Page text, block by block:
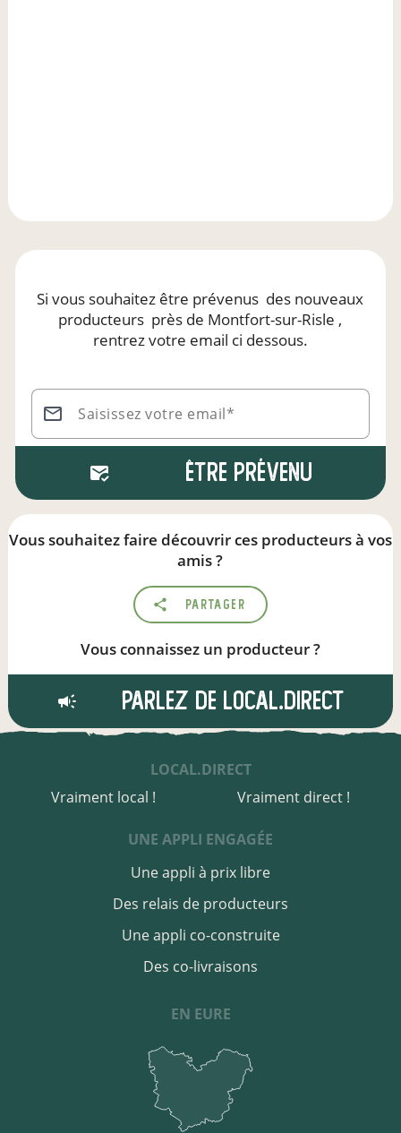
Si vous souhaitez être prévenus des nouveaux
producteurs près de Montfort-sur-Risle ,
rentrez votre email ci dessous.
Saisissez votre email*
Être prévenu
Vous souhaitez faire découvrir ces producteurs à vos
amis ?
Partager
Vous connaissez un producteur ?
Parlez de local.direct
LOCAL.DIRECT
Vraiment local !
Vraiment direct !
UNE APPLI ENGAGÉE
Une appli à prix libre
Des relais de producteurs
Des co-livraisons
Une appli co-construite
EN EURE